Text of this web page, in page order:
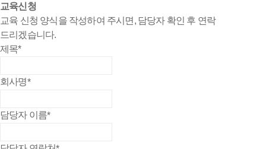
교육신청
교육 신청 양식을 작성하여 주시면, 담당자 확인 후 연락
드리겠습니다.
제목*
회사명*
담당자 이름*